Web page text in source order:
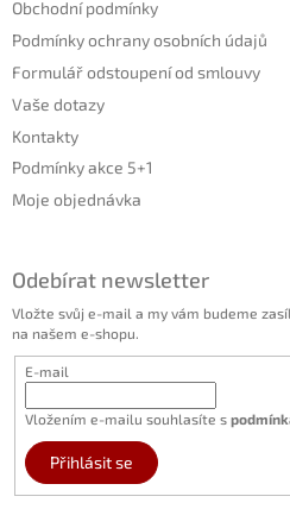
Obchodní podmínky
Podmínky ochrany osobních údajů
Formulář odstoupení od smlouvy
Vaše dotazy
Kontakty
Podmínky akce 5+1
Moje objednávka
Odebírat newsletter
Vložte svůj e-mail a my vám budeme
na našem e-shopu.
E-mail
Vložením e-mailu souhlasíte s
Přihlásit se